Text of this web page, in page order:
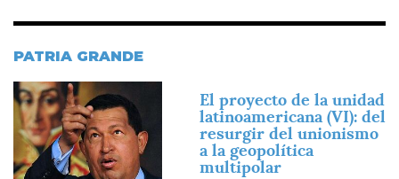
PATRIA GRANDE
Imagen
El proyecto de la unidad
latinoamericana (VI): del
resurgir del unionismo
a la geopolítica
multipolar